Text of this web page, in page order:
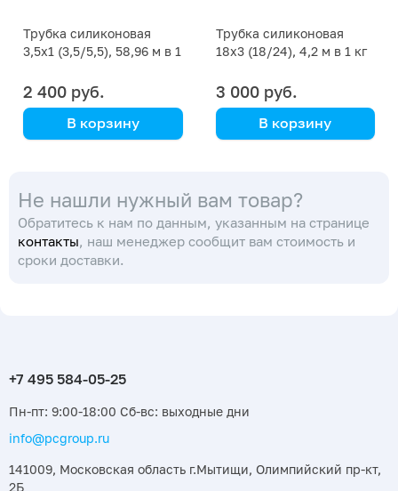
Трубка силиконовая
3,5х1 (3,5/5,5), 58,96 м в 1
2 400 руб.
В корзину
Трубка силиконовая
18х3 (18/24), 4,2 м в 1 кг
3 000 руб.
В корзину
Не нашли нужный вам товар?
Обратитесь к нам по данным, указанным на странице
контакты, наш менеджер сообщит вам стоимость и
сроки доставки.
Пн-пт: 9:00-18:00 Сб-вс: выходные дни
info@pcgroup.ru
141009, Московская область г.Мытищи, Олимпийский пр-кт,
2Б